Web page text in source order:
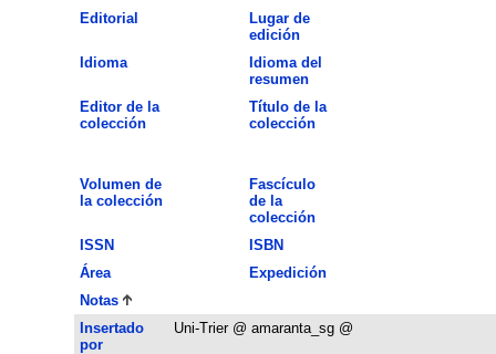
Editorial
Lugar de
edición
Idioma
Idioma del
resumen
Editor de la
colección
Título de la
colección
Volumen de
la colección
Fascículo
de la
colección
ISSN
ISBN
Área
Expedición
Notas
Insertado
por
Uni-Trier @ amaranta_sg @